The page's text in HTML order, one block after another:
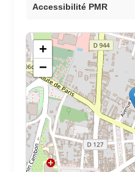
Accessibilité PMR
+
−